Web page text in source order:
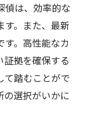
偵は、効率的な
す。また、最新
。高性能なカ
証拠を確保する
て踏むことがで
の選択がいかに